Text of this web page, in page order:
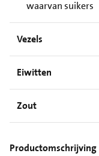
waarvan suikers
Vezels
Eiwitten
Zout
Productomschrijving